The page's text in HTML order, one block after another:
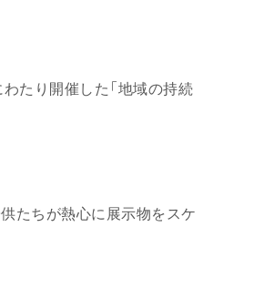
たり開催した「地域の持続
たちが熱心に展示物をスケ